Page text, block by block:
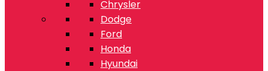
Chrysler
Dodge
Ford
Honda
Hyundai